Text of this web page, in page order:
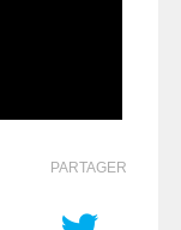
PARTAGER